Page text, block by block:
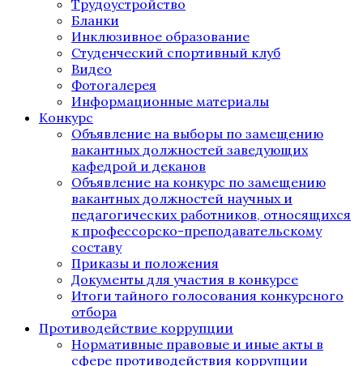
Трудоустройство
Бланки
Инклюзивное образование
Студенческий спортивный клуб
Видео
Фотогалерея
Информационные материалы
Конкурс
Объявление на выборы по замещению
вакантных должностей заведующих
кафедрой и деканов
Объявление на конкурс по замещению
вакантных должностей научных и
педагогических работников, относящихся
к профессорско-преподавательскому
составу
Приказы и положения
Документы для участия в конкурсе
Итоги тайного голосования конкурсного
отбора
Противодействие коррупции
Нормативные правовые и иные акты в
сфере противодействия коррупции